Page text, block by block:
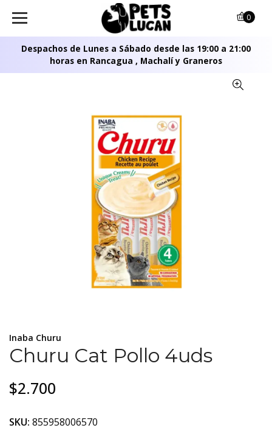
Despachos de Lunes a Sábado desde las 19:00 a 21:00
horas en Rancagua , Machalí y Graneros
0
Inaba Churu
Churu Cat Pollo 4uds
$2.700
SKU: 855958006570